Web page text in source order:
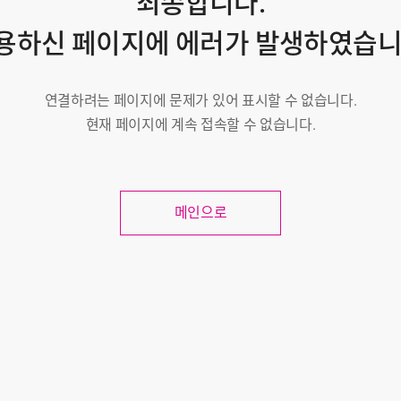
하신 페이지에 에러가 발생하였습
연결하려는 페이지에 문제가 있어 표시할 수 없습니다.
현재 페이지에 계속 접속할 수 없습니다.
메인으로